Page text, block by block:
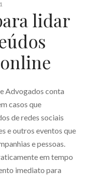
lidar
Advogados conta
casos que
de redes sociais
e outros eventos que
e pessoas.
em tempo
imediato para